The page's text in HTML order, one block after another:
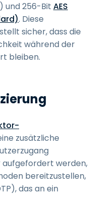
und 256-Bit AES
. Diese
sicher, dass die
während der
bleiben.
zusätzliche
aufgefordert werden,
bereitzustellen,
das an ein